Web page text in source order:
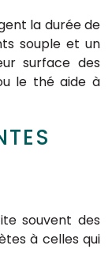
la durée de
souple et un
surface des
le thé aide à
souvent des
à celles qui